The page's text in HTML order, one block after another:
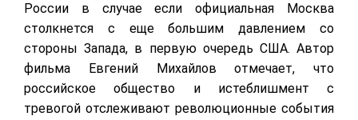
России в случае если официальная Москва
столкнется с еще большим давлением со
стороны Запада, в первую очередь США. Автор
фильма Евгений Михайлов отмечает, что
российское общество и истеблишмент с
тревогой отслеживают революционные события